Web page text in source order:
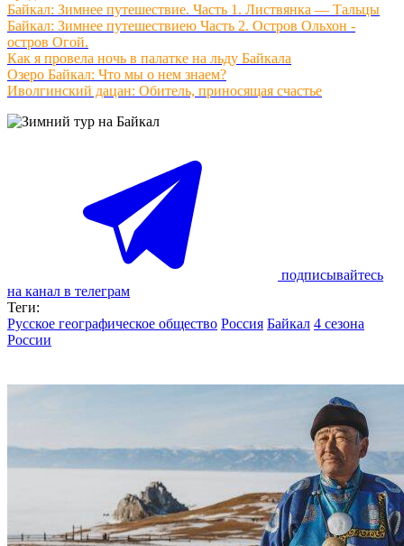
Байкал: Зимнее путешествие. Часть 1. Листвянка — Тальцы
Байкал: Зимнее путешествиею Часть 2. Остров Ольхон -
остров Огой.
Как я провела ночь в палатке на льду Байкала
Озеро Байкал: Что мы о нем знаем?
Иволгинский дацан: Обитель, приносящая счастье
подписывайтесь
на канал в телеграм
Теги:
Русское географическое общество Россия Байкал 4 сезона
России